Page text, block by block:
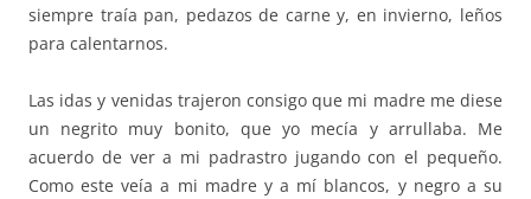
siempre traía pan, pedazos de carne y, en invierno, leños
para calentarnos.
Las idas y venidas trajeron consigo que mi madre me diese
un negrito muy bonito, que yo mecía y arrullaba. Me
acuerdo de ver a mi padrastro jugando con el pequeño.
Como este veía a mi madre y a mí blancos, y negro a su